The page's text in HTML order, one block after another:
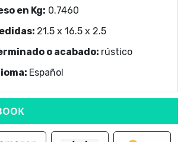
en Kg: 0.7460
21.5 x 16.5 x 2.5
o acabado: rústico
Español